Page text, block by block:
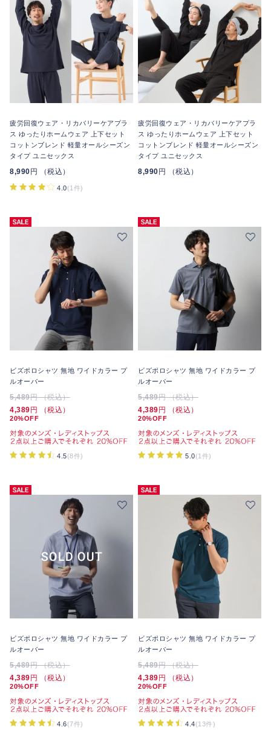
疲労回復ウェア・リカバリーケアプラ
ス ゆったりホームウェア 上下セット
コットンブレンド 軽量オールシーズン
タイプ ユニセックス
8,990円 （税込）
4.0(1件)
疲労回復ウェア・リカバリーケアプラ
ス ゆったりホームウェア 上下セット
コットンブレンド 軽量オールシーズン
タイプ ユニセックス
8,990円 （税込）
ビズポロシャツ 無地 ワイドカラー プ
ルオーバー
5,489円 （税込）
4,389円 （税込）
20%OFF
4.5(8件)
ビズポロシャツ 無地 ワイドカラー プ
ルオーバー
5,489円 （税込）
4,389円 （税込）
20%OFF
5.0(1件)
ビズポロシャツ 無地 ワイドカラー プ
ルオーバー
5,489円 （税込）
4,389円 （税込）
20%OFF
4.6(7件)
ビズポロシャツ 無地 ワイドカラー プ
ルオーバー
5,489円 （税込）
4,389円 （税込）
20%OFF
4.4(13件)